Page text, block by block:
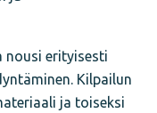
nousi erityisesti
Kilpailun
ja toiseksi